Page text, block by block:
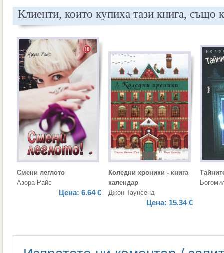
Клиенти, които купиха тази книга, също
Смени леглото
Азора Райс
Цена: 6.64 €
Коледни хроники - книга
календар
Джон Таунсенд
Цена: 15.34 €